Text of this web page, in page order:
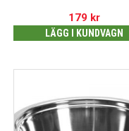
179 kr
LÄGG I KUNDVAGN